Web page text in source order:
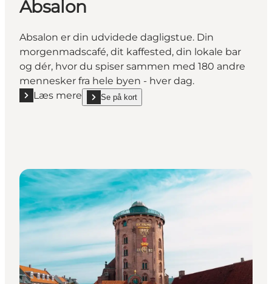
Absalon
Absalon er din udvidede dagligstue. Din
morgenmadscafé, dit kaffested, din lokale bar
og dér, hvor du spiser sammen med 180 andre
mennesker fra hele byen - hver dag.
Læs mere
Læs mere "Absalon"Se på kort
show Absalon on_map